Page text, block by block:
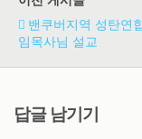
밴쿠버지역 성탄연
임목사님 설교
답글 남기기